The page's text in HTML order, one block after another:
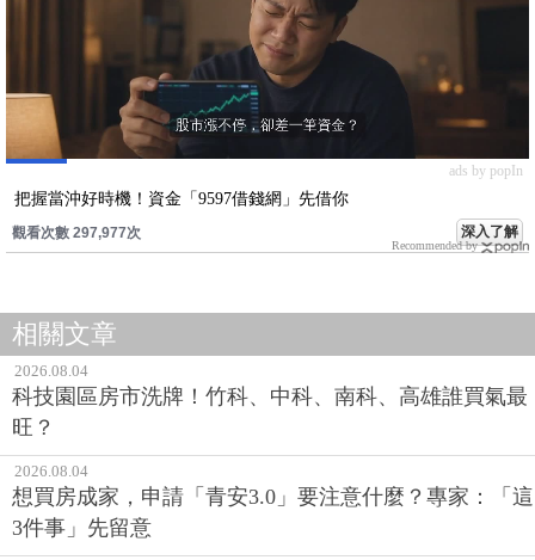
ads by popIn
把握當沖好時機！資金「9597借錢網」先借你
觀看次數 297,977次 深入了解
Recommended by
相關文章
2026.08.04
科技園區房市洗牌！竹科、中科、南科、高雄誰買氣最
旺？
2026.08.04
想買房成家，申請「青安3.0」要注意什麼？專家：「這
3件事」先留意